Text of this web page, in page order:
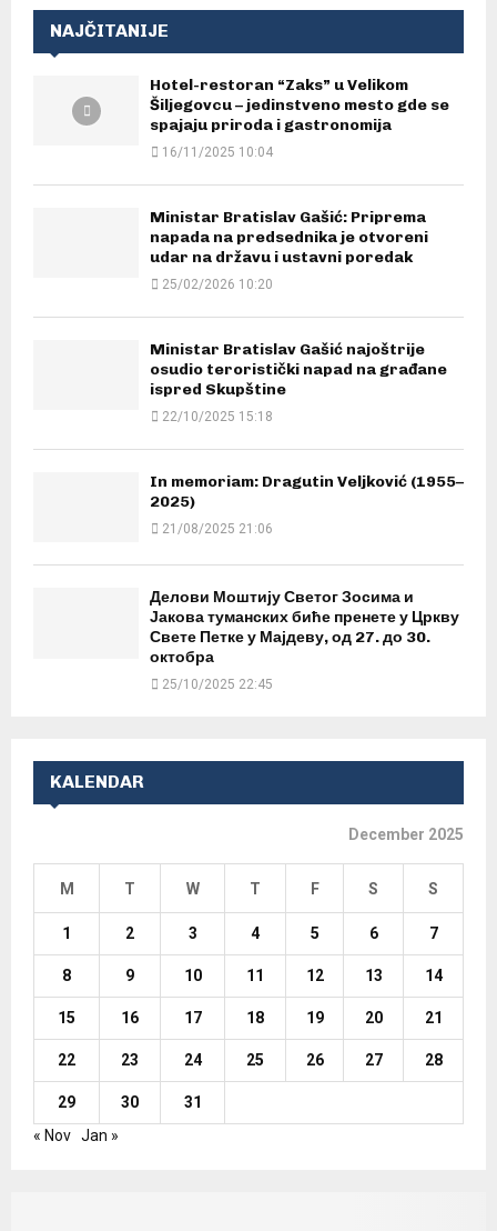
NAJČITANIJE
Hotel-restoran “Zaks” u Velikom
Šiljegovcu – jedinstveno mesto gde se
spajaju priroda i gastronomija
16/11/2025 10:04
Ministar Bratislav Gašić: Priprema
napada na predsednika je otvoreni
udar na državu i ustavni poredak
25/02/2026 10:20
Ministar Bratislav Gašić najoštrije
osudio teroristički napad na građane
ispred Skupštine
22/10/2025 15:18
In memoriam: Dragutin Veljković (1955–
2025)
21/08/2025 21:06
Делови Моштију Светог Зосима и
Јакова туманских биће пренете у Цркву
Свете Петке у Мајдеву, од 27. до 30.
октобра
25/10/2025 22:45
KALENDAR
December 2025
M T W T F S S
1 2 3 4 5 6 7
8 9 10 11 12 13 14
15 16 17 18 19 20 21
22 23 24 25 26 27 28
29 30
31
« Nov Jan »